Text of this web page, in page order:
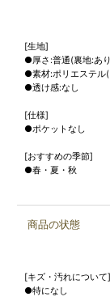
[生地]
●厚さ:普通(裏地:あ
●素材:ポリエステル
●透け感:なし
[仕様]
●ポケットなし
[おすすめの季節]
●春・夏・秋
商品の状態
[キズ・汚れについて]
●特になし